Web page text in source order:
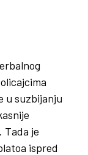
u suzbijanju
Tada je
ispred